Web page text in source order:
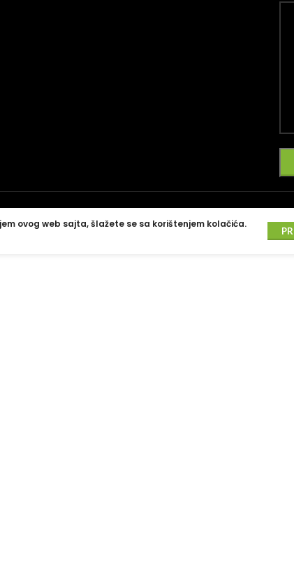
ovog web sajta, šlažete se sa korištenjem kolačića.